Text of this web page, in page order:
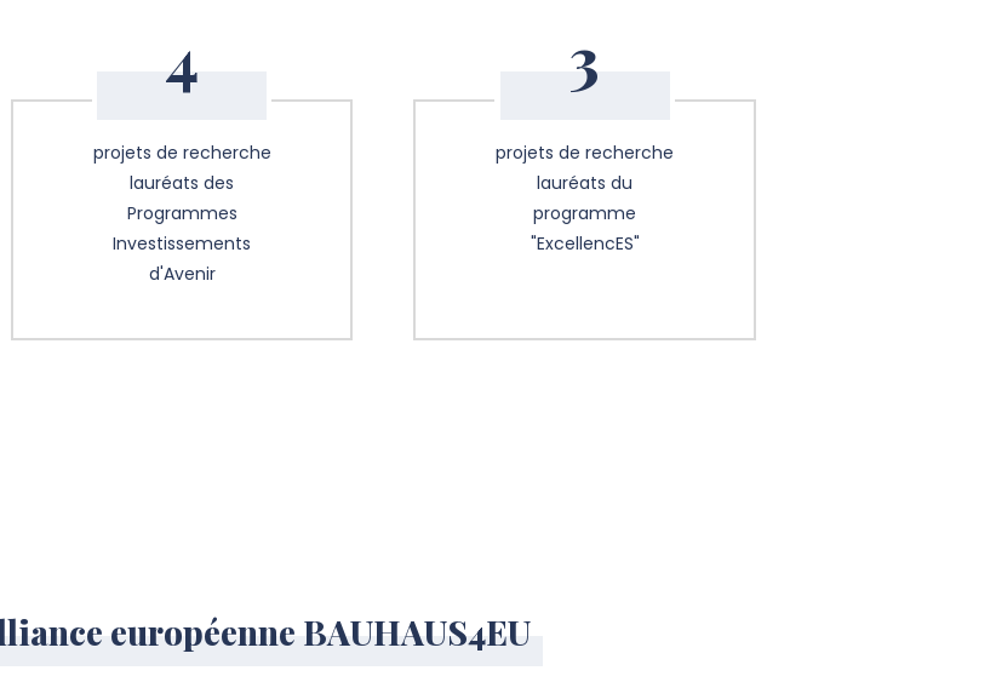
4
projets de recherche
lauréats des
Programmes
Investissements
d'Avenir
3
projets de recherche
lauréats du
programme
"ExcellencES"
européenne BAUHAUS4EU